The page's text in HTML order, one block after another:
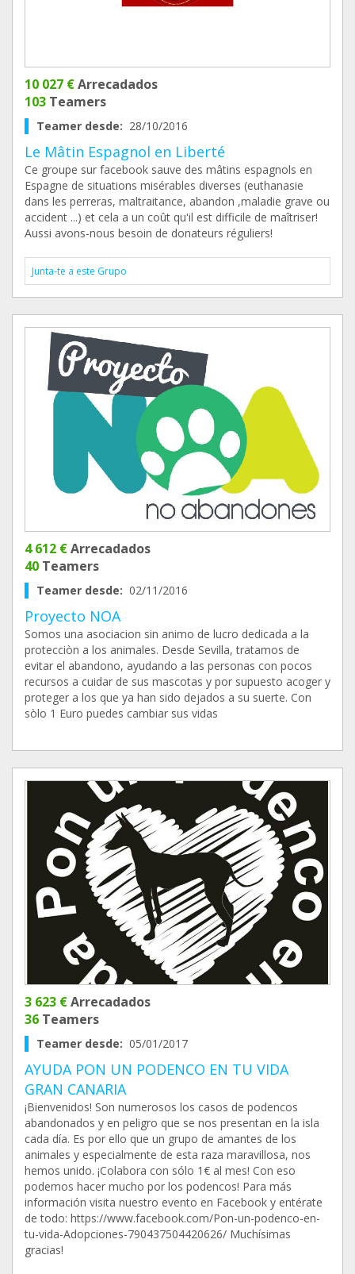
10 027 €Arrecadados
103 Teamers
Teamer desde: 28/10/2016
Le Mâtin Espagnol en Liberté
Ce groupe sur facebook sauve des mâtins espagnols en
Espagne de situations misérables diverses (euthanasie
dans les perreras, maltraitance, abandon ,maladie grave ou
accident ...) et cela a un coût qu'il est difficile de maîtriser!
Aussi avons-nous besoin de donateurs réguliers!
Junta-te a este Grupo
4 612 €Arrecadados
40 Teamers
Teamer desde: 02/11/2016
Proyecto NOA
Somos una asociacion sin animo de lucro dedicada a la
protecciòn a los animales. Desde Sevilla, tratamos de
evitar el abandono, ayudando a las personas con pocos
recursos a cuidar de sus mascotas y por supuesto acoger y
proteger a los que ya han sido dejados a su suerte. Con
sòlo 1 Euro puedes cambiar sus vidas
3 623 €Arrecadados
36 Teamers
Teamer desde: 05/01/2017
AYUDA PON UN PODENCO EN TU VIDA
GRAN CANARIA
¡Bienvenidos! Son numerosos los casos de podencos
abandonados y en peligro que se nos presentan en la isla
cada día. Es por ello que un grupo de amantes de los
animales y especialmente de esta raza maravillosa, nos
hemos unido. ¡Colabora con sólo 1€ al mes! Con eso
podemos hacer mucho por los podencos! Para más
información visita nuestro evento en Facebook y entérate
de todo: https://www.facebook.com/Pon-un-podenco-en-
tu-vida-Adopciones-790437504420626/ Muchísimas
gracias!